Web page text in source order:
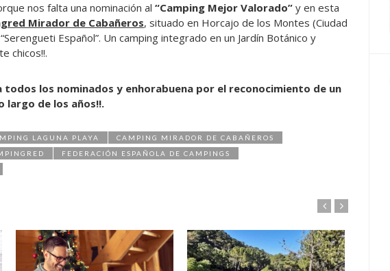
nos falta una nominación al “Camping Mejor Valorado” y en esta
Mirador de Cabañeros, situado en Horcajo de los Montes (Ciudad
Español”. Un camping integrado en un Jardín Botánico y
chicos!!.
todos los nominados y enhorabuena por el reconocimiento de un
largo de los años!!.
LAGUNA PLAYA
CAMPING MIRADOR DE CABAÑEROS
FEDERACIÓN ESPAÑOLA DE CAMPINGS